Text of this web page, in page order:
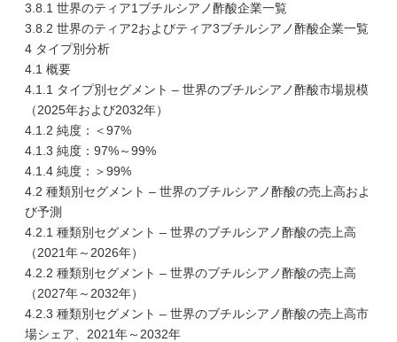
3.8.1 世界のティア1ブチルシアノ酢酸企業一覧
3.8.2 世界のティア2およびティア3ブチルシアノ酢酸企業一覧
4 タイプ別分析
4.1 概要
4.1.1 タイプ別セグメント – 世界のブチルシアノ酢酸市場規模
（2025年および2032年）
4.1.2 純度：＜97%
4.1.3 純度：97%～99%
4.1.4 純度：＞99%
4.2 種類別セグメント – 世界のブチルシアノ酢酸の売上高およ
び予測
4.2.1 種類別セグメント – 世界のブチルシアノ酢酸の売上高
（2021年～2026年）
4.2.2 種類別セグメント – 世界のブチルシアノ酢酸の売上高
（2027年～2032年）
4.2.3 種類別セグメント – 世界のブチルシアノ酢酸の売上高市
場シェア、2021年～2032年